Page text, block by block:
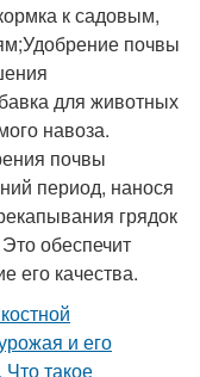
к садовым,
почвы
для животных
навоза.
почвы
период, нанося
грядок
обеспечит
его качества.